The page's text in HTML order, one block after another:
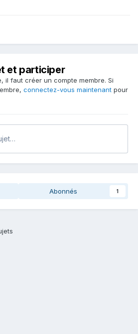
et participer
il faut créer un compte membre. Si
connectez-vous maintenant pour
Abonnés 1